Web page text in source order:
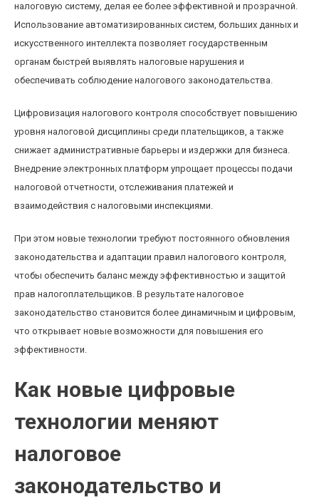
налоговую систему, делая ее более эффективной и прозрачной.
Использование автоматизированных систем, больших данных и
искусственного интеллекта позволяет государственным
органам быстрей выявлять налоговые нарушения и
обеспечивать соблюдение налогового законодательства.
Цифровизация налогового контроля способствует повышению
уровня налоговой дисциплины среди плательщиков, а также
снижает административные барьеры и издержки для бизнеса.
Внедрение электронных платформ упрощает процессы подачи
налоговой отчетности, отслеживания платежей и
взаимодействия с налоговыми инспекциями.
При этом новые технологии требуют постоянного обновления
законодательства и адаптации правил налогового контроля,
чтобы обеспечить баланс между эффективностью и защитой
прав налогоплательщиков. В результате налоговое
законодательство становится более динамичным и цифровым,
что открывает новые возможности для повышения его
эффективности.
Как новые цифровые
технологии меняют
налоговое
законодательство и